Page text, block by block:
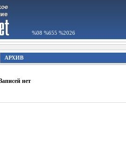
%08 %655 %2026
АРХИВ
нет